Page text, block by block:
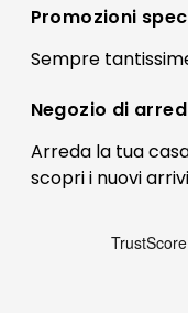
Preferenze
Termini e
Contatti
FAQ
Pagamenti
Registrati
Il mio account
Promozioni
Sempre
Negozio di
Arreda la tua
scopri i nuovi arrivi